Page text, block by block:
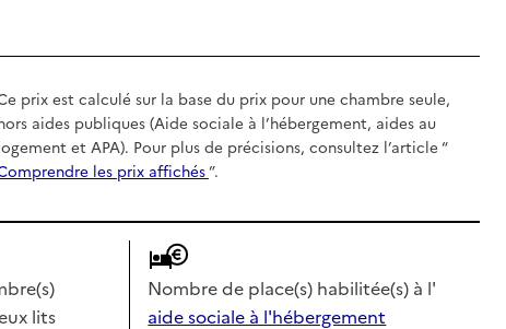
prix est calculé sur la base du prix pour une chambre seule,
aides publiques (Aide sociale à l’hébergement, aides au
et APA). Pour plus de précisions, consultez l’article “
les prix affichés”.
lits
Nombre de place(s) habilitée(s) à l'
aide sociale à l'hébergement